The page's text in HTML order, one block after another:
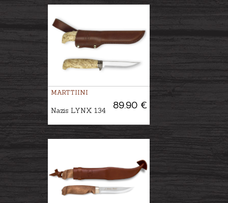
MARTTIINI
89.90 €
Nazis LYNX 134